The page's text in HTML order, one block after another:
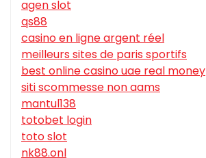
agen slot
qs88
casino en ligne argent réel
meilleurs sites de paris sportifs
best online casino uae real money
siti scommesse non aams
mantul138
totobet login
toto slot
nk88.onl